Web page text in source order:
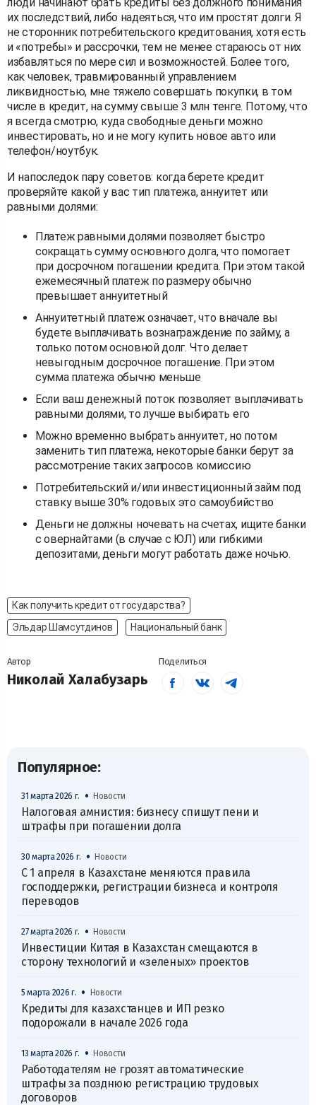
их последствий, либо надеяться, что им простят долги. Я
не сторонник потребительского кредитования, хотя есть
и «потребы» и рассрочки, тем не менее стараюсь от них
избавляться по мере сил и возможностей. Более того,
как человек, травмированный управлением
ликвидностью, мне тяжело совершать покупки, в том
числе в кредит, на сумму свыше 3 млн тенге. Потому, что
я всегда смотрю, куда свободные деньги можно
инвестировать, но и не могу купить новое авто или
телефон/ноутбук.
И напоследок пару советов: когда берете кредит
проверяйте какой у вас тип платежа, аннуитет или
равными долями:
Платеж равными долями позволяет быстро
сокращать сумму основного долга, что помогает
при досрочном погашении кредита. При этом такой
ежемесячный платеж по размеру обычно
превышает аннуитетный
Аннуитетный платеж означает, что вначале вы
будете выплачивать вознаграждение по займу, а
только потом основной долг. Что делает
невыгодным досрочное погашение. При этом
сумма платежа обычно меньше
Если ваш денежный поток позволяет выплачивать
равными долями, то лучше выбирать его
Можно временно выбрать аннуитет, но потом
заменить тип платежа, некоторые банки берут за
рассмотрение таких запросов комиссию
Потребительский и/или инвестиционный займ под
ставку выше 30% годовых это самоубийство
Деньги не должны ночевать на счетах, ищите банки
с овернайтами (в случае с ЮЛ) или гибкими
депозитами, деньги могут работать даже ночью.
Как получить кредит от государства?
Эльдар Шамсутдинов
Национальный банк
Автор
Николай Халабузарь
Поделиться
Популярное:
31 марта 2026 г. • Новости
Налоговая амнистия: бизнесу спишут пени и
штрафы при погашении долга
30 марта 2026 г. • Новости
С 1 апреля в Казахстане меняются правила
господдержки, регистрации бизнеса и контроля
переводов
27 марта 2026 г. • Новости
Инвестиции Китая в Казахстан смещаются в
сторону технологий и «зеленых» проектов
5 марта 2026 г. • Новости
Кредиты для казахстанцев и ИП резко
подорожали в начале 2026 года
13 марта 2026 г. • Новости
Работодателям не грозят автоматические
штрафы за позднюю регистрацию трудовых
договоров